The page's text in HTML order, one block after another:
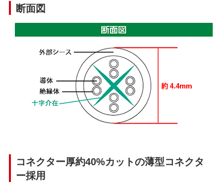
断面図
コネクター厚約40%カットの薄型コネクタ
ー採用